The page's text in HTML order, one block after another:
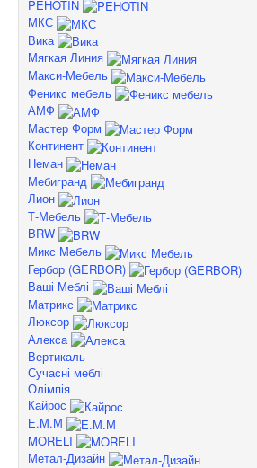
PEHOTIN
МКС
Вика
Мягкая Линия
Макси-Мебель
Феникс мебель
АМФ
Мастер Форм
Континент
Неман
Мебигранд
Лион
Т-Мебель
BRW
Микс Мебель
Гербор (GERBOR)
Ваші Меблі
Матрикс
Люксор
Алекса
Вертикаль
Сучасні меблі
Олімпія
Кайрос
Е.М.М
MORELI
Метал-Дизайн